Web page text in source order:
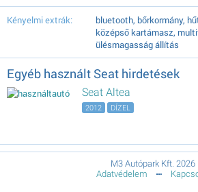
Kényelmi extrák:
bluetooth, bőrkormány,
középső kartámasz,
ülésmagasság állítás
Egyéb használt Seat hirdetések
Seat Altea
2012 DÍZEL
M3 Autópark Kft. 2026
Adatvédelem